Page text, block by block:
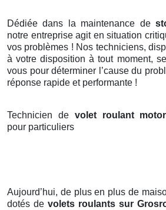
Dédiée dans la maintenance de
notre entreprise agit en situation
vos problèmes ! Nos techniciens,
à votre disposition à tout moment,
vous pour déterminer l’cause du
réponse rapide et performante !
Technicien de volet roulant
pour particuliers
Aujourd’hui, de plus en plus de
dotés de volets roulants sur